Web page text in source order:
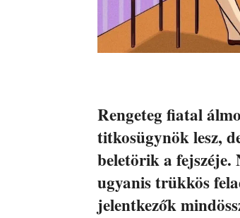
Rengeteg fiatal
titkosügynök lesz,
beletörik a
ugyanis trükkös
jelentkezők